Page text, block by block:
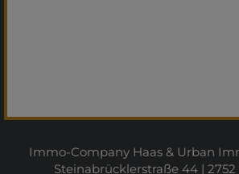
Immo-Company Haas & Urban
Steinabrücklerstraße 44 |